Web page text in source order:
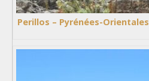
Perillos – Pyrénées-Orientales